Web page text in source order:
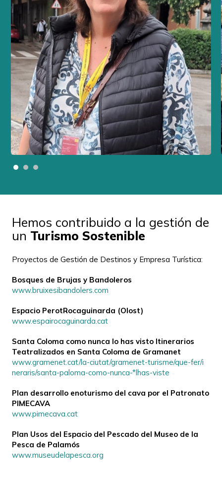
Hemos contribuido a la gestión de
un Turismo Sostenible
Proyectos de Gestión de Destinos y Empresa Turística:
Bosques de Brujas y Bandoleros
www.bruixesibandolers.com
Espacio PerotRocaguinarda (Olost)
www.espairocaguinarda.cat
Santa Coloma como nunca lo has visto Itinerarios
Teatralizados en Santa Coloma de Gramanet
www.gramenet.cat/la-ciutat/gramenet-turisme/que-fer/i
neraris/santa-paloma-como-nunca-*lhas-viste
Plan desarrollo enoturismo del cava por el Patronato
PIMECAVA
www.pimecava.cat
Plan Usos del Espacio del Pescado del Museo de la
Pesca de Palamós
www.museudelapesca.org